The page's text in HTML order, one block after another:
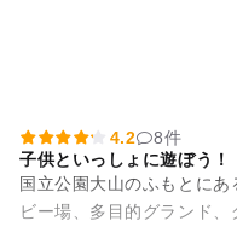
4.2
8件
子供といっしょに遊ぼう！
国立公園大山のふもとに
ビー場、多目的グランド